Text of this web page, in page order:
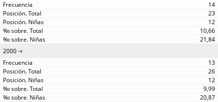
14
23
12
10,66
21,84
2000
13
26
12
9,99
20,87